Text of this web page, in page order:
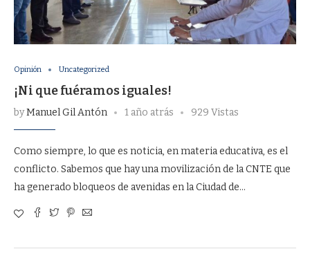
Opinión Uncategorized
¡Ni que fuéramos iguales!
byManuel Gil Antón 1 año atrás 929 Vistas
Como siempre, lo que es noticia, en materia educativa, es el
conflicto. Sabemos que hay una movilización de la CNTE que
ha generado bloqueos de avenidas en la Ciudad de…